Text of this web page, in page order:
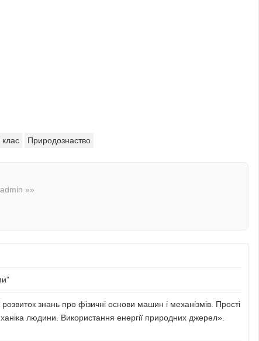
клас Природознаство
admin »»
знань про фізичні основи машин і механізмів. Прості
людини. Використання енергії природних джерел».